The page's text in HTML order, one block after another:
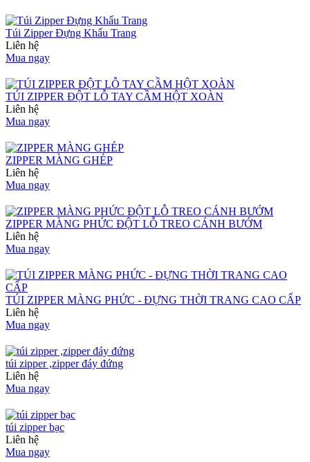
Túi Zipper Đựng Khẩu Trang
Liên hệ
Mua ngay
TÚI ZIPPER ĐỘT LỖ TAY CẦM HỘT XOÀN
Liên hệ
Mua ngay
ZIPPER MÀNG GHÉP
Liên hệ
Mua ngay
ZIPPER MÀNG PHỨC ĐỘT LỖ TREO CÁNH BƯỚM
Liên hệ
Mua ngay
TÚI ZIPPER MÀNG PHỨC - ĐỰNG THỜI TRANG CAO CẤP
Liên hệ
Mua ngay
túi zipper ,zipper đáy đứng
Liên hệ
Mua ngay
túi zipper bạc
Liên hệ
Mua ngay